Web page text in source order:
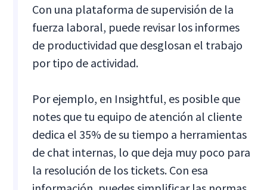
Con una plataforma de supervisión de la
fuerza laboral, puede revisar los informes
de productividad que desglosan el trabajo
por tipo de actividad.
Por ejemplo, en Insightful, es posible que
notes que tu equipo de atención al cliente
dedica el 35% de su tiempo a herramientas
de chat internas, lo que deja muy poco para
la resolución de los tickets. Con esa